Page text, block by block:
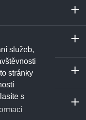
služeb,
stránky
s